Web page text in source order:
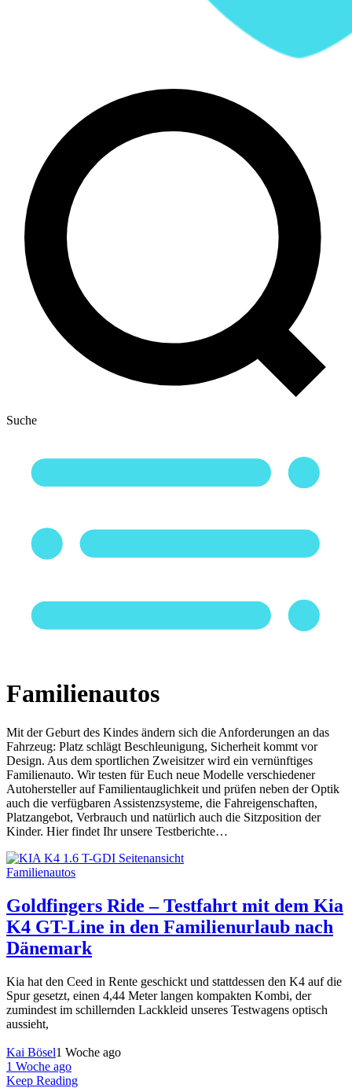
Suche
Familienautos
Mit der Geburt des Kindes ändern sich die Anforderungen an das
Fahrzeug: Platz schlägt Beschleunigung, Sicherheit kommt vor
Design. Aus dem sportlichen Zweisitzer wird ein vernünftiges
Familienauto. Wir testen für Euch neue Modelle verschiedener
Autohersteller auf Familientauglichkeit und prüfen neben der Optik
auch die verfügbaren Assistenzsysteme, die Fahreigenschaften,
Platzangebot, Verbrauch und natürlich auch die Sitzposition der
Kinder. Hier findet Ihr unsere Testberichte…
Familienautos
Goldfingers Ride – Testfahrt mit dem Kia
K4 GT-Line in den Familienurlaub nach
Dänemark
Kia hat den Ceed in Rente geschickt und stattdessen den K4 auf die
Spur gesetzt, einen 4,44 Meter langen kompakten Kombi, der
zumindest im schillernden Lackkleid unseres Testwagens optisch
aussieht,
Kai Bösel1 Woche ago
1 Woche ago
Keep Reading